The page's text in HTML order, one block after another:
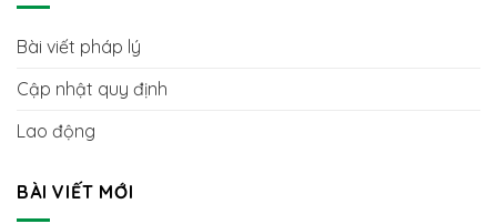
Bài viết pháp lý
Cập nhật quy định
Lao động
BÀI VIẾT MỚI